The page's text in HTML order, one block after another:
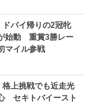
ドバイ帰りの2冠牝
始動 重賞3勝レー
マイル参戦
格上挑戦でも近走光
セキトバイースト